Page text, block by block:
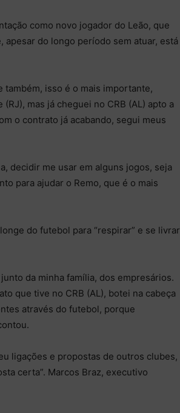
como novo jogador do Leão, que
do longo período sem atuar, está
também, isso é o mais importante,
mas já cheguei no CRB (AL) apto a
o contrato já acabando, segui meus
decidir me usar em alguns jogos, seja
para ajudar o Remo, que é o mais
do futebol para “respirar” e se livrar
da minha família, dos empresários.
que tive no CRB (AL), botei na cabeça
através do futebol, porque
ligações e propostas de outros clubes,
certa”. Marcos Braz, executivo